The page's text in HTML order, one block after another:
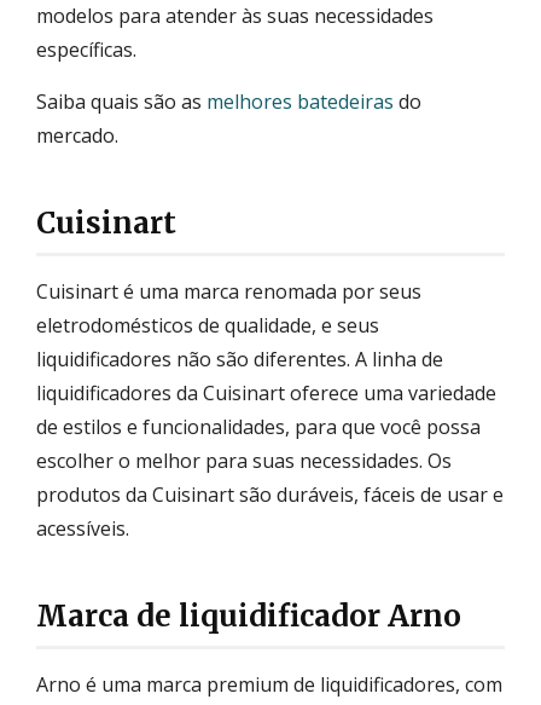
modelos para atender às suas necessidades
específicas.
Saiba quais são as melhores batedeiras do
mercado.
Cuisinart
Cuisinart é uma marca renomada por seus
eletrodomésticos de qualidade, e seus
liquidificadores não são diferentes. A linha de
liquidificadores da Cuisinart oferece uma variedade
de estilos e funcionalidades, para que você possa
escolher o melhor para suas necessidades. Os
produtos da Cuisinart são duráveis, fáceis de usar e
acessíveis.
Marca de liquidificador Arno
Arno é uma marca premium de liquidificadores, com